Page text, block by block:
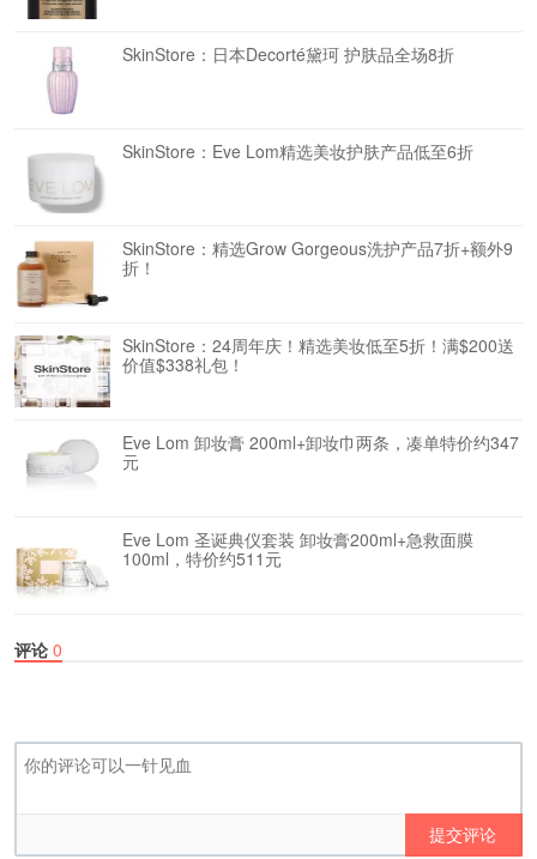
SkinStore：日本Decorté黛珂 护肤品全场8折
SkinStore：Eve Lom精选美妆护肤产品低至6折
SkinStore：精选Grow Gorgeous洗护产品7折+额外9
折！
SkinStore：24周年庆！精选美妆低至5折！满$200送
价值$338礼包！
Eve Lom 卸妆膏 200ml+卸妆巾两条，凑单特价约347
元
Eve Lom 圣诞典仪套装 卸妆膏200ml+急救面膜
100ml，特价约511元
评论 0
提交评论